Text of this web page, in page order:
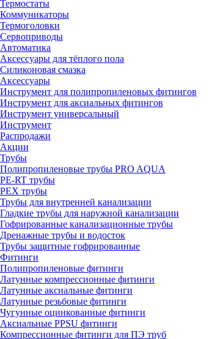
Термостаты
Коммуникаторы
Термоголовки
Сервоприводы
Автоматика
Аксессуары для тёплого пола
Силиконовая смазка
Аксессуары
Инструмент для полипропиленовых фитингов
Инструмент для аксиальных фитингов
Инструмент универсальный
Инструмент
Распродажи
Акции
Трубы
Полипропиленовые трубы PRO AQUA
PE-RT трубы
PEX трубы
Трубы для внутренней канализации
Гладкие трубы для наружной канализации
Гофрированные канализационные трубы
Дренажные трубы и водосток
Трубы защитные гофрированные
Фитинги
Полипропиленовые фитинги
Латунные компрессионные фитинги
Латунные аксиальные фитинги
Латунные резьбовые фитинги
Чугунные оцинкованные фитинги
Аксиальные PPSU фитинги
Компрессионные фитинги для ПЭ труб